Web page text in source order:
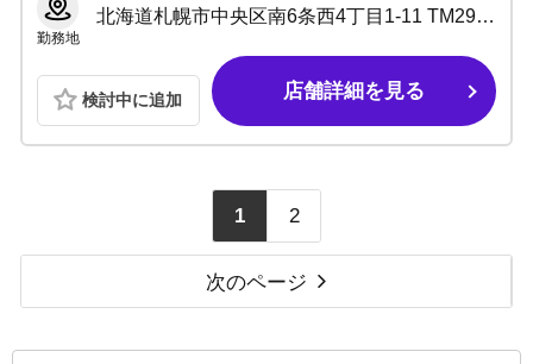
勤務地
北海道札幌市中央区南6条西4丁目1-11 TM29ビル 3F
検討中に追加 店舗詳細を見る
1 2
次のページ